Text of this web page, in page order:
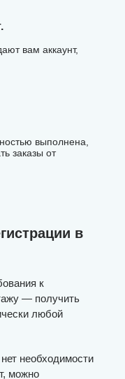
вам аккаунт,
выполнена,
заказы от
в
к
— получить
любой
необходимости
можно